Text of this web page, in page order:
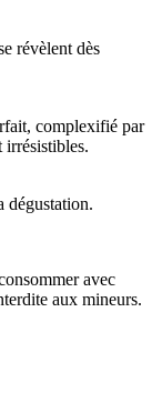
révèlent dès
complexifié par
irrésistibles.
dégustation.
avec
aux mineurs.